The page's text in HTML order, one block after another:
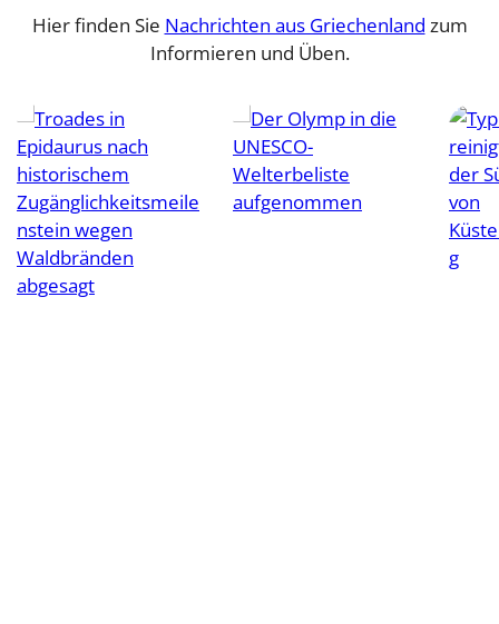
Hier finden Sie Nachrichten aus Griechenland zum
Informieren und Üben.